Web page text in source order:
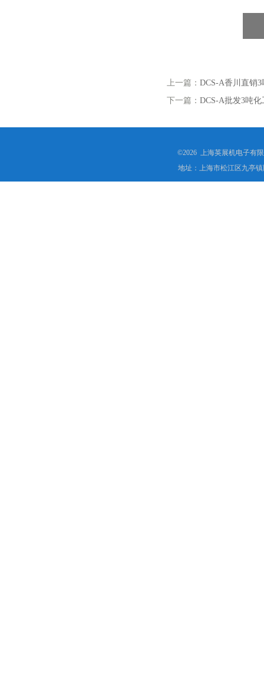
上一篇： DCS-A香川直销
下一篇： DCS-A批发3吨
©2026 上海英展机电子有
地址：上海市松江区九亭镇